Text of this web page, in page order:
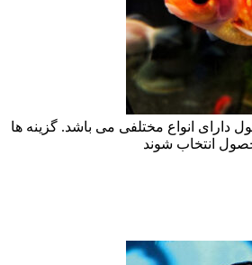
دارای انواع مختلفی می باشد. گزینه ها
انتخاب شوند